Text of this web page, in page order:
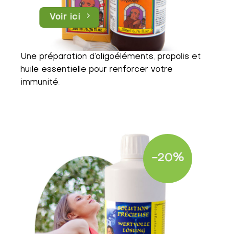
Voir ici
Une préparation d’oligoéléments, propolis et
huile essentielle pour renforcer votre
immunité.
-20%